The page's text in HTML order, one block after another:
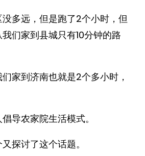
多远，但是跑了2个小时，但
们家到县城只有10分钟的路
家到济南也就是2个多小时，
导农家院生活模式。
探讨了这个话题。